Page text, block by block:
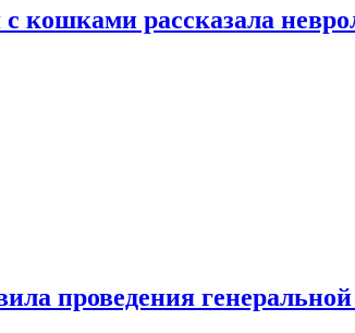
кошками рассказала
проведения